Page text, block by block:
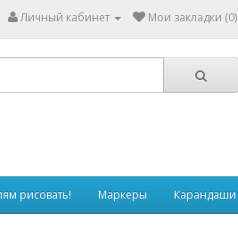
Личный кабинет Мои закладки (0)
рисовать! Маркеры Карандаши